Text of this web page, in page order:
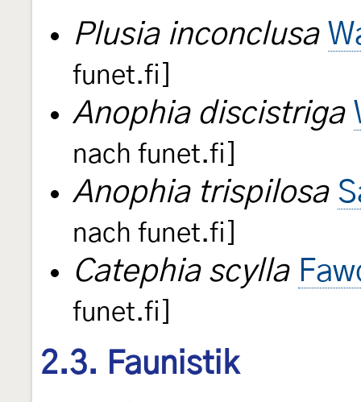
Plusia inconclusa
funet.fi]
Anophia discistriga
nach funet.fi]
Anophia trispilosa
nach funet.fi]
Catephia scylla
funet.fi]
2.3. Faunistik